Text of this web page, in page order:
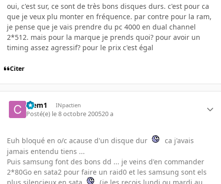
oui, c'est sur, ce sont de très bons disques durs. c'est pour ca
que je veux plu monter en fréquence. par contre pour la ram,
je pense que je vais prendre du pc 4000 en dual channel
2*512. mais pour la marque je prends quoi? pour avoir un
timing assez agressif? pour le prix c'est égal
Citer
Clem1 INpactien
Posté(e) le 8 octobre 200520 a
Euh bloqué en o/c acause d'un disque dur
ca j'avais
jamais entendu tiens ...
Puis samsung font des bons dd ... je veins d'en commander
2*80Go en sata2 pour faire un raid0 et les samsung sont els